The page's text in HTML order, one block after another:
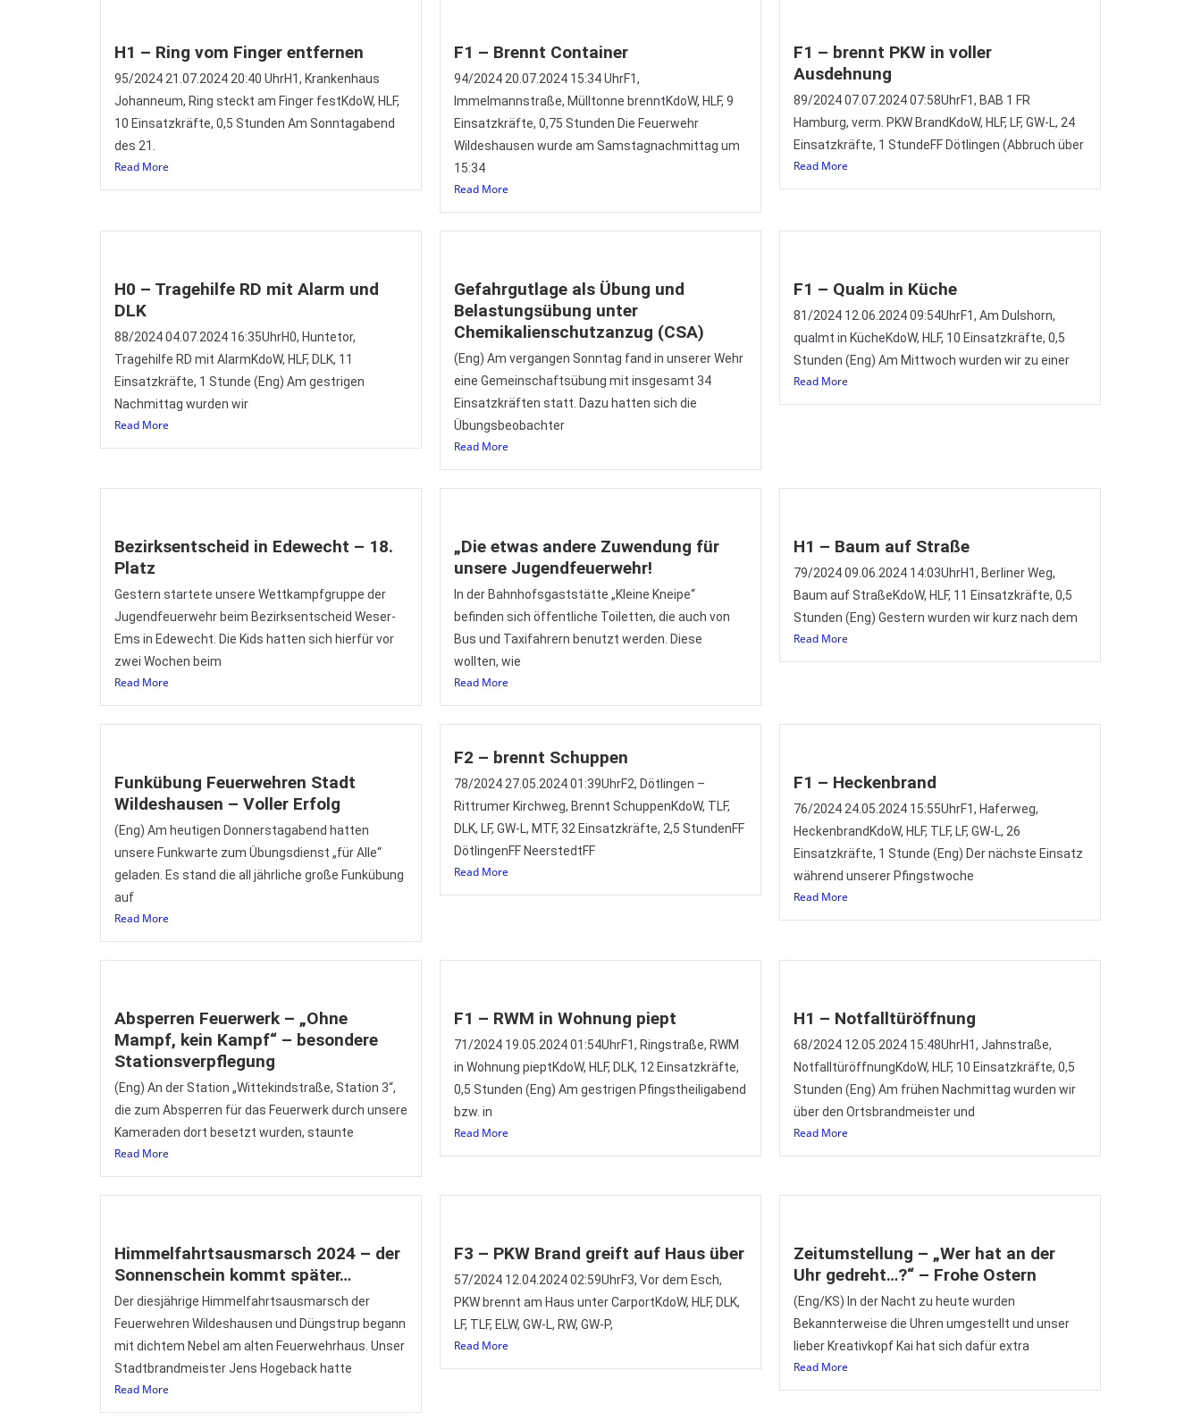
H1 – Ring vom Finger entfernen
95/2024 21.07.2024 20:40 UhrH1, Krankenhaus
Johanneum, Ring steckt am Finger festKdoW, HLF,
10 Einsatzkräfte, 0,5 Stunden Am Sonntagabend
des 21.
Read More
F1 – Brennt Container
94/2024 20.07.2024 15:34 UhrF1,
Immelmannstraße, Mülltonne brenntKdoW, HLF, 9
Einsatzkräfte, 0,75 Stunden Die Feuerwehr
Wildeshausen wurde am Samstagnachmittag um
15:34
Read More
F1 – brennt PKW in voller
Ausdehnung
89/2024 07.07.2024 07:58UhrF1, BAB 1 FR
Hamburg, verm. PKW BrandKdoW, HLF, LF, GW-L, 24
Einsatzkräfte, 1 StundeFF Dötlingen (Abbruch über
Read More
H0 – Tragehilfe RD mit Alarm und
DLK
88/2024 04.07.2024 16:35UhrH0, Huntetor,
Tragehilfe RD mit AlarmKdoW, HLF, DLK, 11
Einsatzkräfte, 1 Stunde (Eng) Am gestrigen
Nachmittag wurden wir
Read More
Gefahrgutlage als Übung und
Belastungsübung unter
Chemikalienschutzanzug (CSA)
(Eng) Am vergangen Sonntag fand in unserer Wehr
eine Gemeinschaftsübung mit insgesamt 34
Einsatzkräften statt. Dazu hatten sich die
Übungsbeobachter
Read More
F1 – Qualm in Küche
81/2024 12.06.2024 09:54UhrF1, Am Dulshorn,
qualmt in KücheKdoW, HLF, 10 Einsatzkräfte, 0,5
Stunden (Eng) Am Mittwoch wurden wir zu einer
Read More
Bezirksentscheid in Edewecht – 18.
Platz
Gestern startete unsere Wettkampfgruppe der
Jugendfeuerwehr beim Bezirksentscheid Weser-
Ems in Edewecht. Die Kids hatten sich hierfür vor
zwei Wochen beim
Read More
„Die etwas andere Zuwendung für
unsere Jugendfeuerwehr!
In der Bahnhofsgaststätte „Kleine Kneipe“
befinden sich öffentliche Toiletten, die auch von
Bus und Taxifahrern benutzt werden. Diese
wollten, wie
Read More
H1 – Baum auf Straße
79/2024 09.06.2024 14:03UhrH1, Berliner Weg,
Baum auf StraßeKdoW, HLF, 11 Einsatzkräfte, 0,5
Stunden (Eng) Gestern wurden wir kurz nach dem
Read More
Funkübung Feuerwehren Stadt
Wildeshausen – Voller Erfolg
(Eng) Am heutigen Donnerstagabend hatten
unsere Funkwarte zum Übungsdienst „für Alle“
geladen. Es stand die all jährliche große Funkübung
auf
Read More
F2 – brennt Schuppen
78/2024 27.05.2024 01:39UhrF2, Dötlingen –
Rittrumer Kirchweg, Brennt SchuppenKdoW, TLF,
DLK, LF, GW-L, MTF, 32 Einsatzkräfte, 2,5 StundenFF
DötlingenFF NeerstedtFF
Read More
F1 – Heckenbrand
76/2024 24.05.2024 15:55UhrF1, Haferweg,
HeckenbrandKdoW, HLF, TLF, LF, GW-L, 26
Einsatzkräfte, 1 Stunde (Eng) Der nächste Einsatz
während unserer Pfingstwoche
Read More
Absperren Feuerwerk – „Ohne
Mampf, kein Kampf“ – besondere
Stationsverpflegung
(Eng) An der Station „Wittekindstraße, Station 3“,
die zum Absperren für das Feuerwerk durch unsere
Kameraden dort besetzt wurden, staunte
Read More
F1 – RWM in Wohnung piept
71/2024 19.05.2024 01:54UhrF1, Ringstraße, RWM
in Wohnung pieptKdoW, HLF, DLK, 12 Einsatzkräfte,
0,5 Stunden (Eng) Am gestrigen Pfingstheiligabend
bzw. in
Read More
H1 – Notfalltüröffnung
68/2024 12.05.2024 15:48UhrH1, Jahnstraße,
NotfalltüröffnungKdoW, HLF, 10 Einsatzkräfte, 0,5
Stunden (Eng) Am frühen Nachmittag wurden wir
über den Ortsbrandmeister und
Read More
Himmelfahrtsausmarsch 2024 – der
Sonnenschein kommt später…
Der diesjährige Himmelfahrtsausmarsch der
Feuerwehren Wildeshausen und Düngstrup begann
mit dichtem Nebel am alten Feuerwehrhaus. Unser
Stadtbrandmeister Jens Hogeback hatte
Read More
F3 – PKW Brand greift auf Haus über
57/2024 12.04.2024 02:59UhrF3, Vor dem Esch,
PKW brennt am Haus unter CarportKdoW, HLF, DLK,
LF, TLF, ELW, GW-L, RW, GW-P,
Read More
Zeitumstellung – „Wer hat an der
Uhr gedreht…?“ – Frohe Ostern
(Eng/KS) In der Nacht zu heute wurden
Bekannterweise die Uhren umgestellt und unser
lieber Kreativkopf Kai hat sich dafür extra
Read More